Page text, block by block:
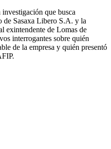
que busca
de Sasaxa Libero S.A. y la
exintendente de Lomas de
interrogantes sobre quién
de la empresa y quién presentó